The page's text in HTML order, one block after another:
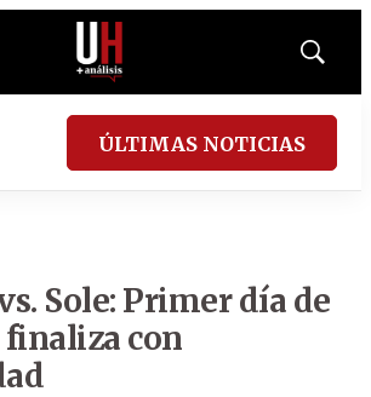
Mostrar
ÚLTIMAS NOTICIAS
Sole: Primer día de
finaliza con